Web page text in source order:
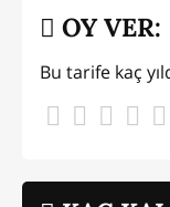
OY VER:
Bu tarife kaç